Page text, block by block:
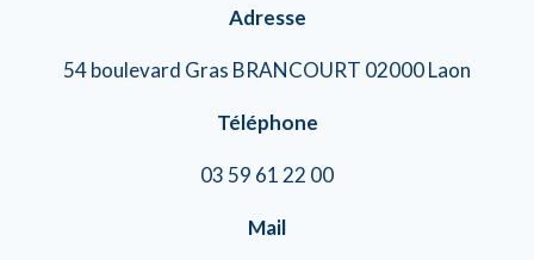
Adresse
54 boulevard Gras BRANCOURT 02000 Laon
Téléphone
03 59 61 22 00
Mail